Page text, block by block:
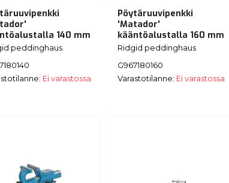
140 mm
peddinghaus
Ei varastossa
Pöytäruuvipenkki
'Matador'
kääntöalustalla 160 mm
Ridgid peddinghaus
G967180160
Varastotilanne: Ei varastossa